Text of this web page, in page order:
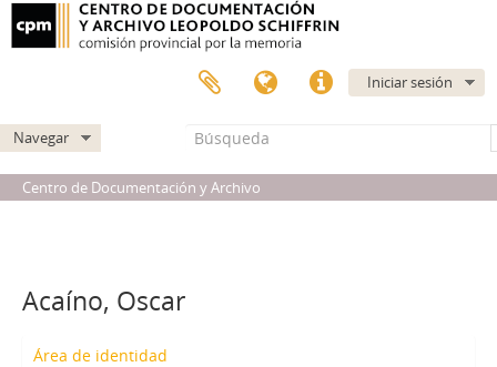
Iniciar sesión
Navegar
Centro de Documentación y Archivo
Acaíno, Oscar
Área de identidad